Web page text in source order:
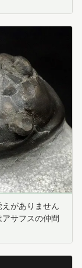
がありません
サフスの仲間